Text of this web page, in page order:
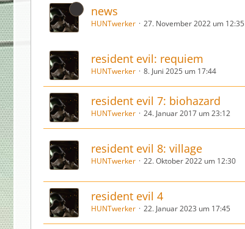
news
HUNTwerker 27. November 2022 um 12:35
resident evil: requiem
HUNTwerker 8. Juni 2025 um 17:44
resident evil 7: biohazard
HUNTwerker 24. Januar 2017 um 23:12
resident evil 8: village
HUNTwerker 22. Oktober 2022 um 12:30
resident evil 4
HUNTwerker 22. Januar 2023 um 17:45